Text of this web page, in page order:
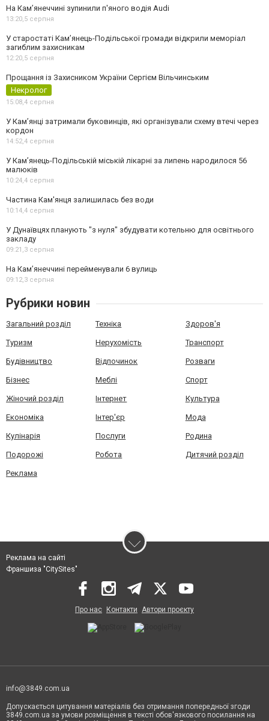
На Камʼянеччині зупинили п'яного водія Audi
13:20,5 серпня
У старостаті Кам’янець-Подільської громади відкрили меморіал
загиблим захисникам
12:20,5 серпня
Прощання із Захисником України Сергієм Вільчинським
Некролог
15:08,4 серпня
У Кам’янці затримали буковинців, які організували схему втечі через
кордон
14:52,4 серпня
У Кам’янець-Подільській міській лікарні за липень народилося 56
малюків
10:24,4 серпня
Частина Кам'янця залишилась без води
10:14,4 серпня
У Дунаївцях планують "з нуля" збудувати котельню для освітнього
закладу
09:21,3 серпня
На Камʼянеччині перейменували 6 вулиць
09:12,3 серпня
Рубрики новин
Загальний розділ Техніка Здоров'я
Туризм Нерухомість Транспорт
Будівництво Відпочинок Розваги
Бізнес Меблі Спорт
Жіночий розділ Інтернет Культура
Економіка Інтер'єр Мода
Кулінарія Послуги Родина
Подорожі Робота Дитячий розділ
Реклама
Реклама на сайті
Франшиза "CitySites"
Про нас Контакти Автори проєкту
info@3849.com.ua
Допускається цитування матеріалів без отримання попередньої згоди
3849.com.ua за умови розміщення в тексті обов'язкового посилання на